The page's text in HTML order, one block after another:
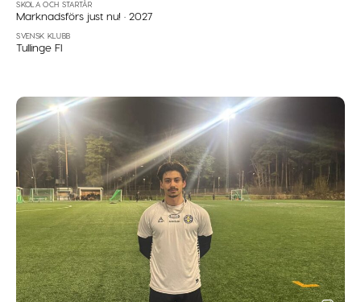
SKOLA OCH STARTÅR
Marknadsförs just nu!·2027
SVENSK KLUBB
Tullinge FI